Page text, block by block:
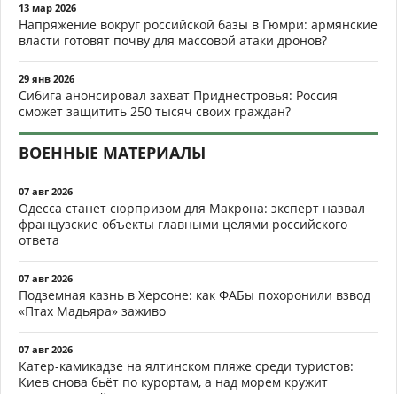
13 мар 2026
Напряжение вокруг российской базы в Гюмри: армянские
власти готовят почву для массовой атаки дронов?
29 янв 2026
Сибига анонсировал захват Приднестровья: Россия
сможет защитить 250 тысяч своих граждан?
ВОЕННЫЕ МАТЕРИАЛЫ
07 авг 2026
Одесса станет сюрпризом для Макрона: эксперт назвал
французские объекты главными целями российского
ответа
07 авг 2026
Подземная казнь в Херсоне: как ФАБы похоронили взвод
«Птах Мадьяра» заживо
07 авг 2026
Катер-камикадзе на ялтинском пляже среди туристов:
Киев снова бьёт по курортам, а над морем кружит